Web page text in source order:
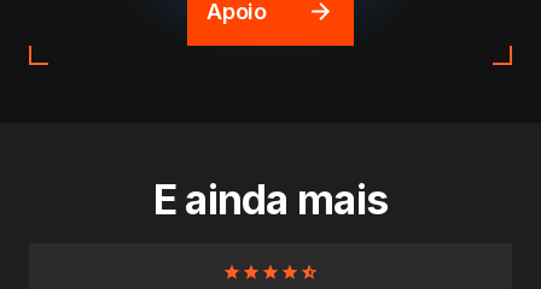
Apoio
E ainda mais